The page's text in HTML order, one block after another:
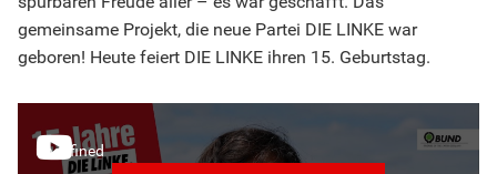
gemeinsame Projekt, die neue Partei DIE LINKE war
geboren! Heute feiert DIE LINKE ihren 15. Geburtstag.
undefined